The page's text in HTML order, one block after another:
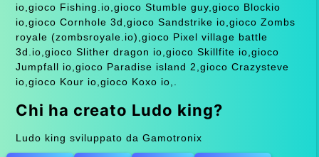
io,gioco Fishing.io,gioco Stumble guy,gioco Blockio
io,gioco Cornhole 3d,gioco Sandstrike io,gioco Zombs
royale (zombsroyale.io),gioco Pixel village battle
3d.io,gioco Slither dragon io,gioco Skillfite io,gioco
Jumpfall io,gioco Paradise island 2,gioco Crazysteve
io,gioco Kour io,gioco Koxo io,.
Chi ha creato Ludo king?
Ludo king sviluppato da Gamotronix